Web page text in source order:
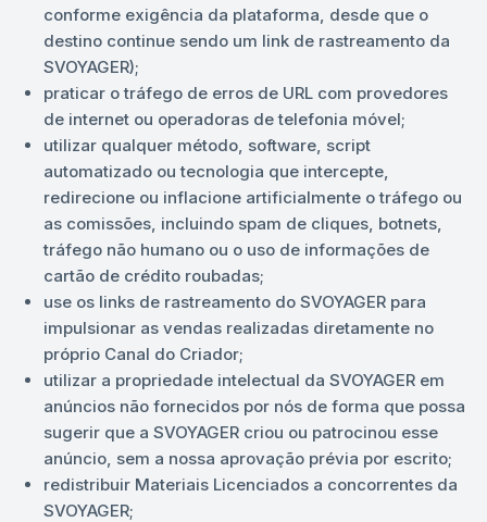
conforme exigência da plataforma, desde que o
destino continue sendo um link de rastreamento da
SVOYAGER);
praticar o tráfego de erros de URL com provedores
de internet ou operadoras de telefonia móvel;
utilizar qualquer método, software, script
automatizado ou tecnologia que intercepte,
redirecione ou inflacione artificialmente o tráfego ou
as comissões, incluindo spam de cliques, botnets,
tráfego não humano ou o uso de informações de
cartão de crédito roubadas;
use os links de rastreamento do SVOYAGER para
impulsionar as vendas realizadas diretamente no
próprio Canal do Criador;
utilizar a propriedade intelectual da SVOYAGER em
anúncios não fornecidos por nós de forma que possa
sugerir que a SVOYAGER criou ou patrocinou esse
anúncio, sem a nossa aprovação prévia por escrito;
redistribuir Materiais Licenciados a concorrentes da
SVOYAGER;